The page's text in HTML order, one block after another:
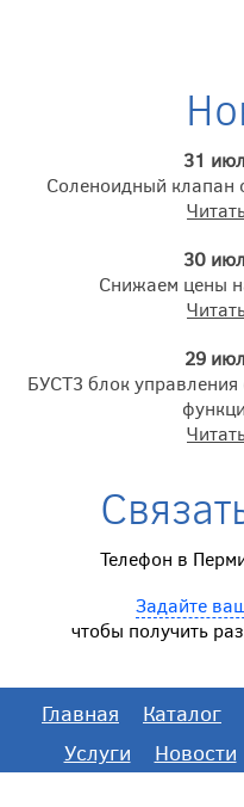
31
Соленоидный клапан
30
Снижаем цены
29
БУСТ3 блок
Телефон в
Задайте
чтобы получить
Главная Каталог
Услуги
Новости